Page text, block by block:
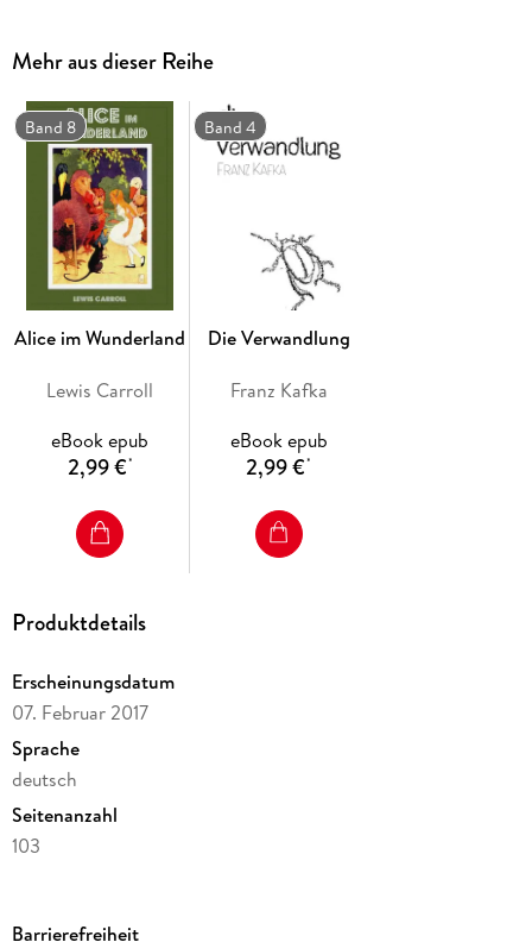
Mehr aus dieser Reihe
Band 8
Alice im Wunderland
Lewis Carroll
eBook epub
2,99 €*
Band 4
Die Verwandlung
Franz Kafka
eBook epub
2,99 €*
Produktdetails
Erscheinungsdatum
07. Februar 2017
Sprache
deutsch
Seitenanzahl
103
Barrierefreiheit